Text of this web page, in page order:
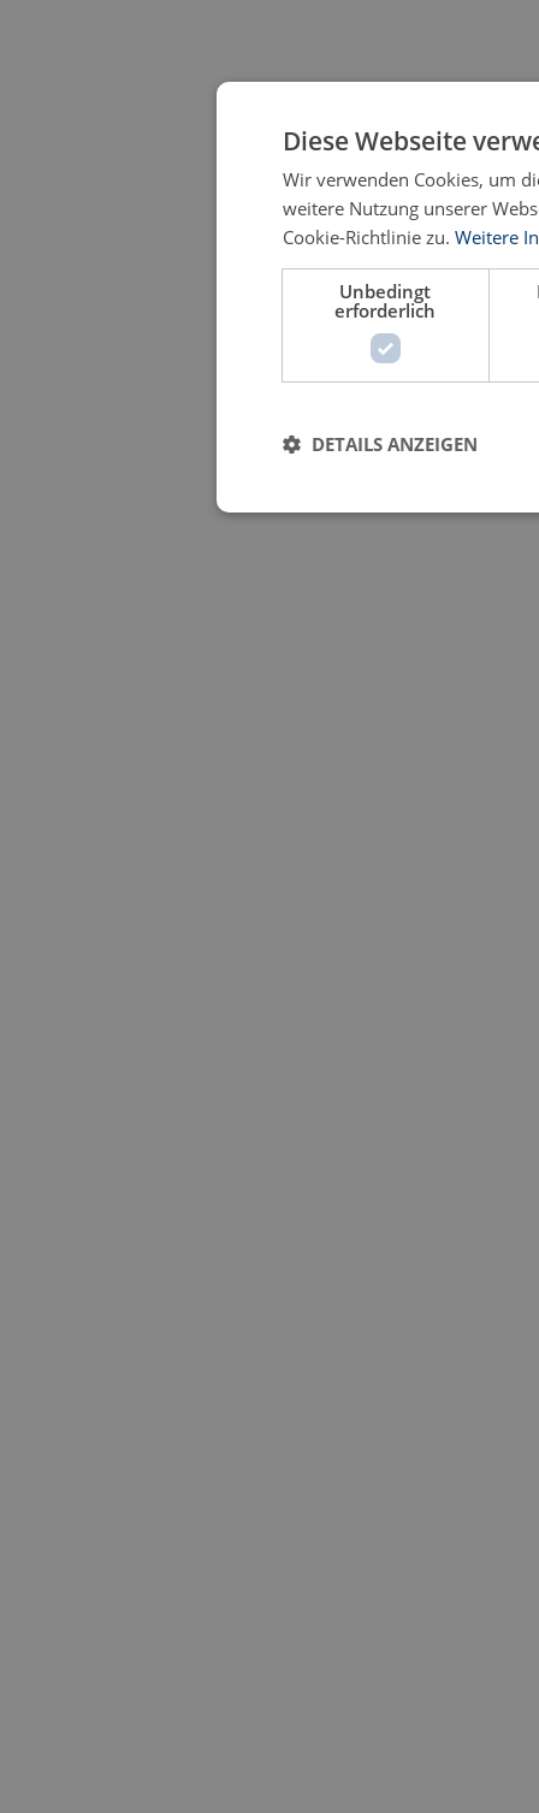
Diese Webseite
Wir verwenden Cookies, um
weitere Nutzung unserer
Cookie-Richtlinie zu. Weitere
Unbedingt
erforderlich
DETAILS ANZEIGEN